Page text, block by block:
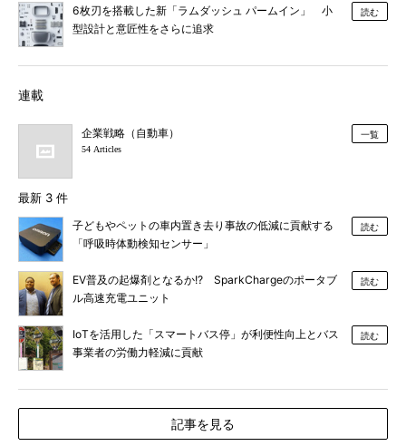
6枚刃を搭載した新「ラムダッシュ パームイン」 小
型設計と意匠性をさらに追求
読む
連載
企業戦略（自動車）
54 Articles
一覧
最新 3 件
子どもやペットの車内置き去り事故の低減に貢献する
「呼吸時体動検知センサー」
読む
EV普及の起爆剤となるか!? SparkChargeのポータブ
ル高速充電ユニット
読む
IoTを活用した「スマートバス停」が利便性向上とバス
事業者の労働力軽減に貢献
読む
記事を見る